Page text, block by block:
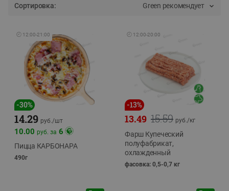
Сортировка: Green рекомендует
🕘 12:00-21:00
-30%
14.29 руб./шт
10.00 руб. за 6
Пицца КАРБОНАРА
490г
🕘 12:00-20:00
-13%
15.59
13.49 руб./кг
Фарш Купеческий
полуфабрикат,
охлажденный
фасовка: 0,5-0,7 кг